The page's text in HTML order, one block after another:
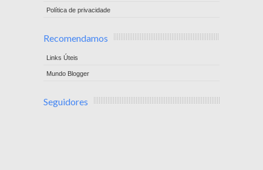
Política de privacidade
Recomendamos
Links Úteis
Mundo Blogger
Seguidores